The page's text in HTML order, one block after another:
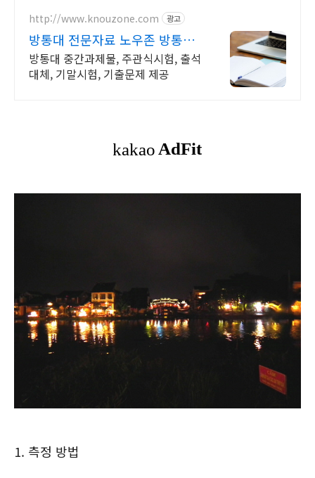
http://www.knouzone.com 광고
방통대 전문자료 노우존 방통대
자료포털 NO.1
방통대 중간과제물, 주관식시험, 출석
대체, 기말시험, 기출문제 제공
1. 측정 방법